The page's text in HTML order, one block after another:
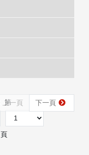
第
頁
上一頁 下一頁